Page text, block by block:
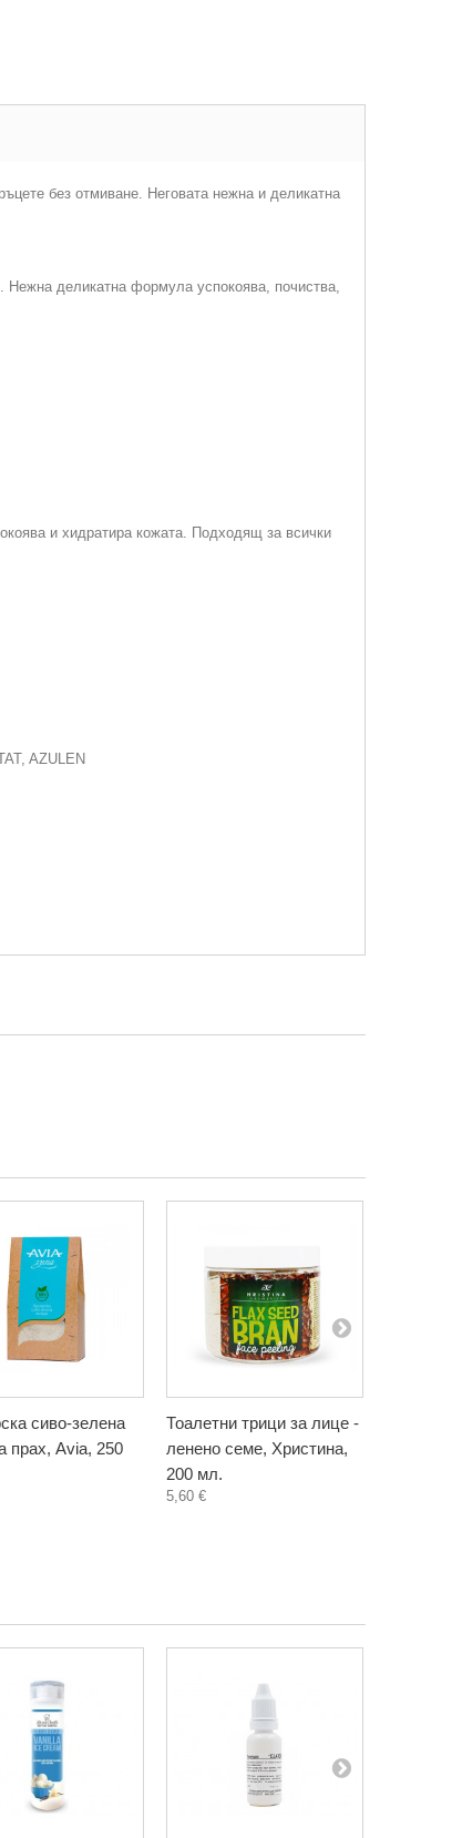
без отмиване. Неговата нежна и деликатна
Нежна деликатна формула успокоява, почиства,
и хидратира кожата. Подходящ за всички
AZULEN
сиво-зелена
прах, Avia, 250
Тоалетни трици за лице -
ленено семе, Христина,
200 мл.
5,60 €